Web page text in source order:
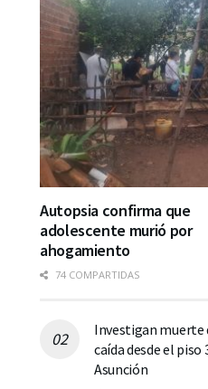
Autopsia confirma que
adolescente murió por
ahogamiento
74 COMPARTIDAS
Investigan muerte
caída desde el piso
Asunción